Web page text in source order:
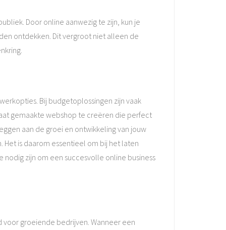
Door online aanwezig te zijn, kun je
ontdekken. Dit vergroot niet alleen de
Bij budgetoplossingen zijn vaak
gemaakte webshop te creëren die perfect
aan de groei en ontwikkeling van jouw
is daarom essentieel om bij het laten
zijn om een succesvolle online business
groeiende bedrijven. Wanneer een